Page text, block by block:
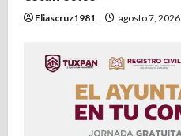
Eliascruz1981 agosto 7, 2026